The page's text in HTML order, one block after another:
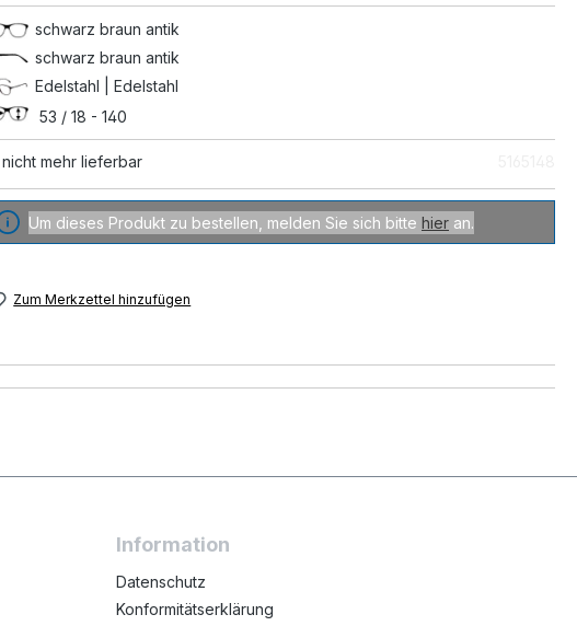
nicht mehr lieferbar
schwarz braun antik
schwarz braun antik
Edelstahl | Edelstahl
53 / 18 - 140
Um dieses Produkt zu bestellen, melden Sie sich bitte hier an.
Zum Merkzettel hinzufügen
Information
Datenschutz
Konformitätserklärung